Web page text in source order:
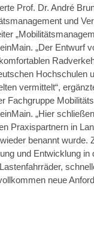
Prof. Dr. André
und
„Der Entwurf
Hochschulen
vermittelt“,
Fachgruppe
„Hier
Praxispartnern in
benannt wurde.
und Entwicklung in
neue